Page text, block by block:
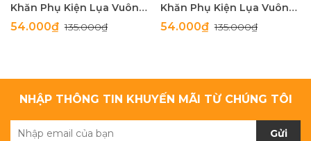
Khăn Phụ Kiện Lụa Vuông 70cm - Thế Giới Khăn Đẹp C1062_4
54.000₫135.000₫
Khăn Phụ Kiện Lụa Vuông 70cm - Thế Giới Khăn Đẹp C1062_3
54.000₫135.000₫
NHẬP THÔNG TIN KHUYẾN MÃI TỪ CHÚNG TÔI
Gửi